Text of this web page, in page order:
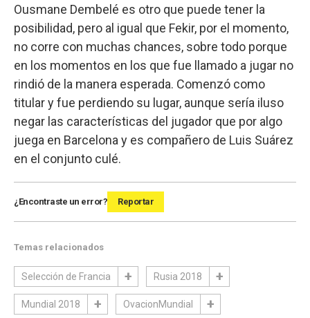
Ousmane Dembelé es otro que puede tener la
posibilidad, pero al igual que Fekir, por el momento,
no corre con muchas chances, sobre todo porque
en los momentos en los que fue llamado a jugar no
rindió de la manera esperada. Comenzó como
titular y fue perdiendo su lugar, aunque sería iluso
negar las características del jugador que por algo
juega en Barcelona y es compañero de Luis Suárez
en el conjunto culé.
¿Encontraste un error? Reportar
Temas relacionados
Selección de Francia Rusia 2018
Mundial 2018 OvacionMundial